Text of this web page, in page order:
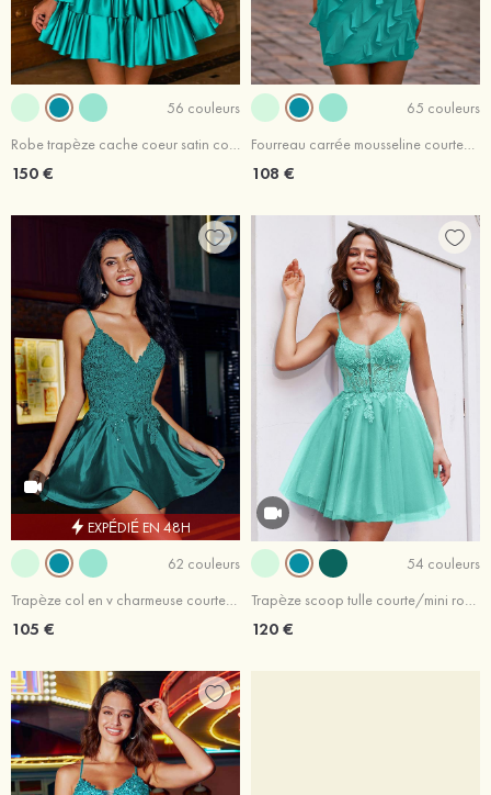
56 couleurs
Robe trapèze cache coeur satin courte/mini robe de fête de la rentré avec appliqué perles
150 €
65 couleurs
Fourreau carrée mousseline courte/mini robe de fête de la rentré avec volants
108 €
EXPÉDIÉ EN 48H
62 couleurs
Trapèze col en v charmeuse courte/mini robe de fête de la rentrée
105 €
54 couleurs
Trapèze scoop tulle courte/mini robe de fête de la rentrée avec appliqué
120 €